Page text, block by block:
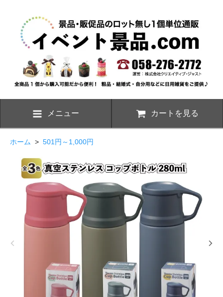
メニュー カートを見る
ホーム > 501円～1,000円